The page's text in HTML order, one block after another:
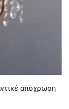
απόχρωση